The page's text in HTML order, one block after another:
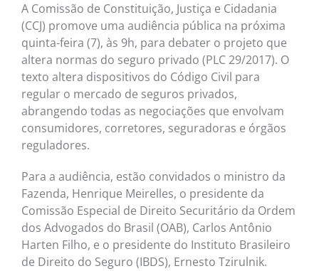
A Comissão de Constituição, Justiça e Cidadania
(CCJ) promove uma audiência pública na próxima
quinta-feira (7), às 9h, para debater o projeto que
altera normas do seguro privado (PLC 29/2017). O
texto altera dispositivos do Código Civil para
regular o mercado de seguros privados,
abrangendo todas as negociações que envolvam
consumidores, corretores, seguradoras e órgãos
reguladores.
Para a audiência, estão convidados o ministro da
Fazenda, Henrique Meirelles, o presidente da
Comissão Especial de Direito Securitário da Ordem
dos Advogados do Brasil (OAB), Carlos Antônio
Harten Filho, e o presidente do Instituto Brasileiro
de Direito do Seguro (IBDS), Ernesto Tzirulnik.